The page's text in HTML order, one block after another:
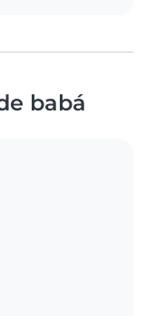
babá